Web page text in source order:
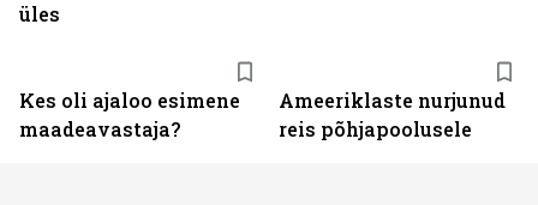
üles
Kes oli ajaloo esimene
maadeavastaja?
Ameeriklaste nurjunud
reis põhjapoolusele